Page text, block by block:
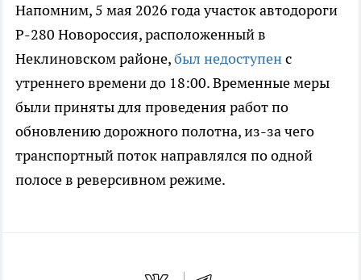
Напомним, 5 мая 2026 года участок автодороги
Р-280 Новороссия, расположенный в
Неклиновском районе,был недоступенс
утреннего времени до 18:00. Временные меры
были приняты для проведения работ по
обновлению дорожного полотна, из-за чего
транспортный поток направлялся по одной
полосе в реверсивном режиме.